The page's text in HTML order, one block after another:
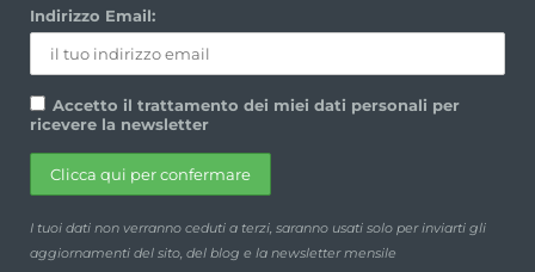
Indirizzo Email:
Accetto il trattamento dei miei dati personali per
ricevere la newsletter
I tuoi dati non verranno ceduti a terzi, saranno usati solo per inviarti gli
aggiornamenti del sito, del blog e la newsletter mensile